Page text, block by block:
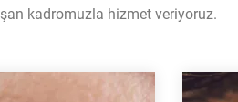
kadromuzla hizmet veriyoruz.